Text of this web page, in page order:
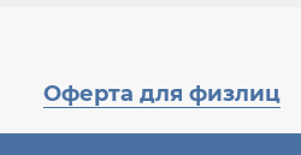
Оферта для физлиц